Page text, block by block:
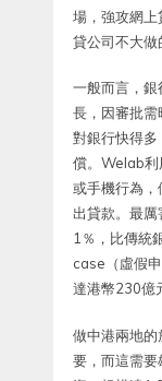
場，強攻網
貸公司不大做
一般而言，銀
長，因審批需
對銀行快得
償。Welab利
或手機行為
出貸款。最
1％，比傳統
case（虛假
達港幣230億
做中港兩地
要，而這需